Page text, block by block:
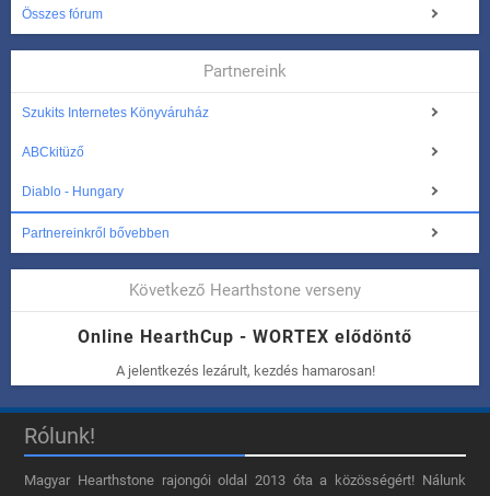
Összes fórum
Partnereink
Szukits Internetes Könyváruház
ABCkitüző
Diablo - Hungary
Partnereinkről bővebben
Következő Hearthstone verseny
Online HearthCup - WORTEX elődöntő
A jelentkezés lezárult, kezdés hamarosan!
Rólunk!
Magyar Hearthstone​ rajongói oldal 2013 óta a közösségért! Nálunk